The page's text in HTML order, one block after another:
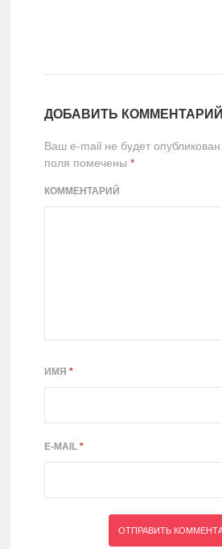
ДОБАВИТЬ КОММЕНТАРИЙ
Ваш e-mail не будет опубликован.
поля помечены *
КОММЕНТАРИЙ
ИМЯ *
E-MAIL *